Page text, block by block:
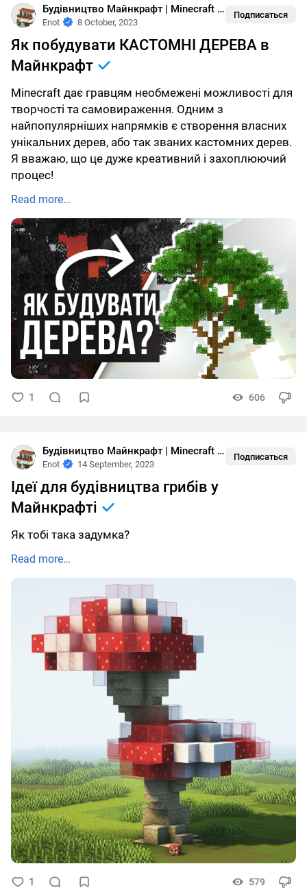
Будівництво Майнкрафт | Minecraft buildings
Enot
8 October, 2023
Подписаться
Як побудувати КАСТОМНІ ДЕРЕВА в
Майнкрафт
Minecraft дає гравцям необмежені можливості для
творчості та самовираження. Одним з
найпопулярніших напрямків є створення власних
унікальних дерев, або так званих кастомних дерев.
Я вважаю, що це дуже креативний і захоплюючий
процес!
Read more…
1 606
Будівництво Майнкрафт | Minecraft buildings
Enot
14 September, 2023
Подписаться
Ідеї для будівництва грибів у
Майнкрафті
Як тобі така задумка?
Read more…
1 579